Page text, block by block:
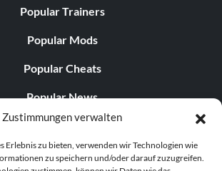
Zustimmungen verwalten
Erlebnis zu bieten, verwenden wir Technologien wie
zu speichern und/oder darauf zuzugreifen.
Popular Trainers
Popular Mods
Popular Cheats
Popular News
Popular Editorials
Popular Free Games